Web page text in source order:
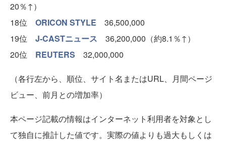
20％↑）
18位 ORICON STYLE 36,500,000
19位 J-CASTニュース 36,200,000（約8.1％↑）
20位 REUTERS 32,000,000
（各行左から、順位、サイト名またはURL、月間ページ
ビュー、前月との増加率）
本ページ記載の情報はインターネット利用者を対象とし
て独自に推計した値です。実際の値よりも過大もしくは